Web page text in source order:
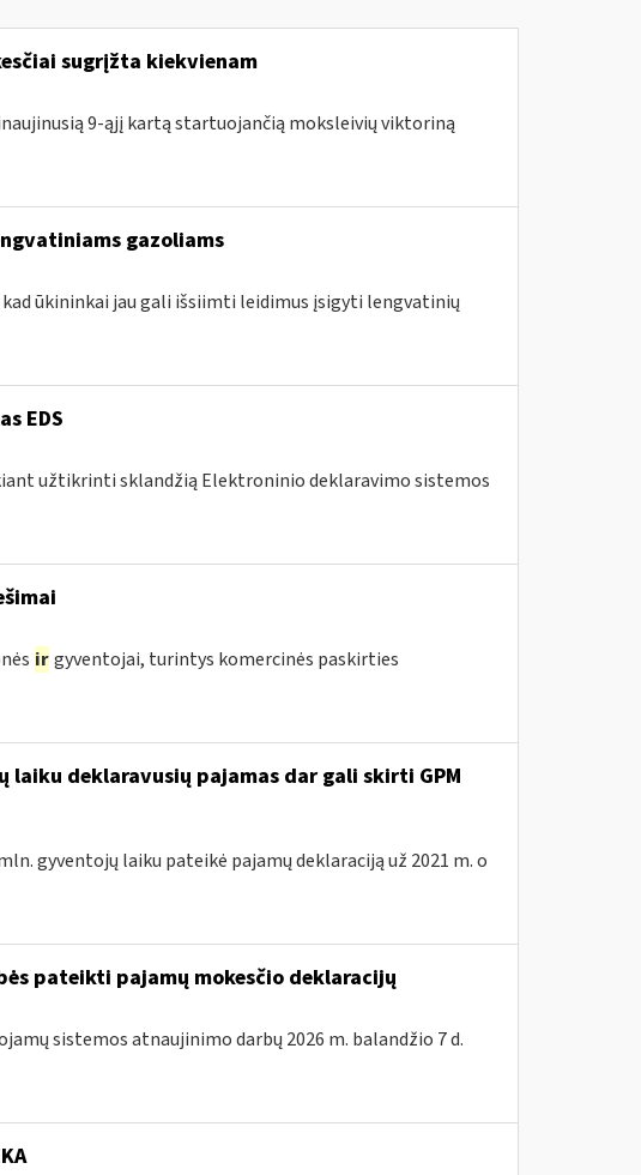
sugrįžta kiekvienam
9-ąjį kartą startuojančią moksleivių viktoriną
gazoliams
ūkininkai jau gali išsiimti leidimus įsigyti lengvatinių
EDS
užtikrinti sklandžią Elektroninio deklaravimo sistemos
ir gyventojai, turintys komercinės paskirties
deklaravusių pajamas dar gali skirti GPM
gyventojų laiku pateikė pajamų deklaraciją už 2021 m. o
pateikti pajamų mokesčio deklaracijų
sistemos atnaujinimo darbų 2026 m. balandžio 7 d.